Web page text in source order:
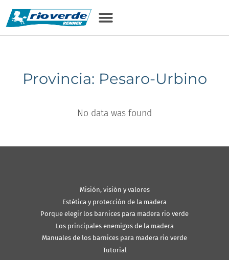
Provincia: Pesaro-Urbino
No data was found
Misión, visión y valores
Estética y protección de la madera
Porque elegir los barnices para madera rio verde
Los principales enemigos de la madera
Manuales de los barnices para madera rio verde
Tutorial